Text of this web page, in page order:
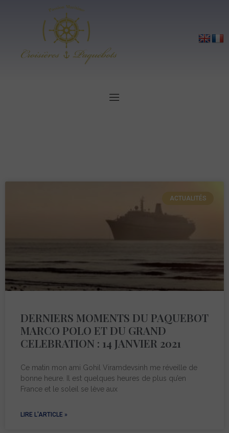
ACTUALITÉS
DERNIERS MOMENTS DU PAQUEBOT
MARCO POLO ET DU GRAND
CELEBRATION : 14 JANVIER 2021
Ce matin mon ami Gohil Viramdevsinh me réveille de
bonne heure. Il est quelques heures de plus qu’en
France et le soleil se lève aux
LIRE L'ARTICLE »